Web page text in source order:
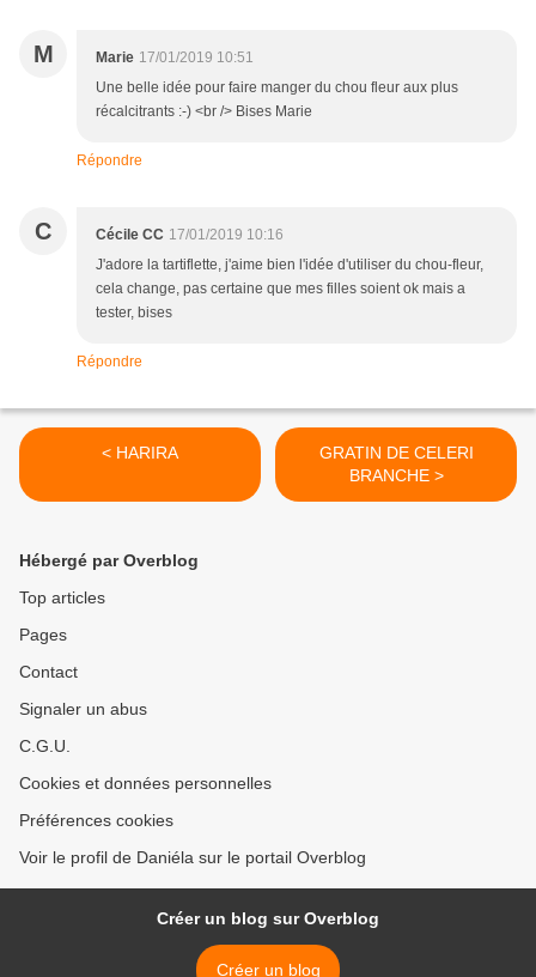
M Marie 17/01/2019 10:51
Une belle idée pour faire manger du chou fleur aux plus
récalcitrants :-) <br /> Bises Marie
Répondre
C Cécile CC 17/01/2019 10:16
J'adore la tartiflette, j'aime bien l'idée d'utiliser du chou-fleur,
cela change, pas certaine que mes filles soient ok mais a
tester, bises
Répondre
< HARIRA
GRATIN DE CELERI
BRANCHE >
Hébergé par Overblog
Top articles
Pages
Contact
Signaler un abus
C.G.U.
Cookies et données personnelles
Préférences cookies
Voir le profil de Daniéla sur le portail Overblog
Créer un blog sur Overblog
Créer un blog